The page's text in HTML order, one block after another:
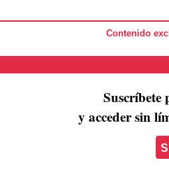
Contenido
Suscríbete
y acceder sin